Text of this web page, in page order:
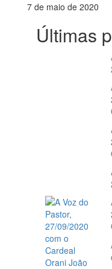
7 de maio de 2020
Últimas